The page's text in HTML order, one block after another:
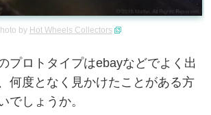
by Hot Wheels Collectors
プロトタイプはebayなどでよく出
何度となく見かけたことがある方
でしょうか。